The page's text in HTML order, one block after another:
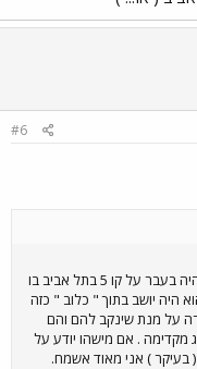
#6
שלום מישהו מכיר את האוטובוס המיוחד שהיה בעבר על קו 5 בתל אביב בו
היה יושב בתוך " כלוב " כזה
על מנת שינקב להם והם
מקדימה . אם מישהו יודע על
בעיקר ) אני מאוד אשמח.